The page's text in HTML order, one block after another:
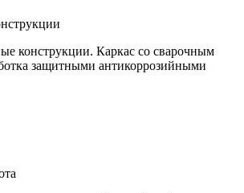
конструкции. Каркас со сварочным
защитными антикоррозийными